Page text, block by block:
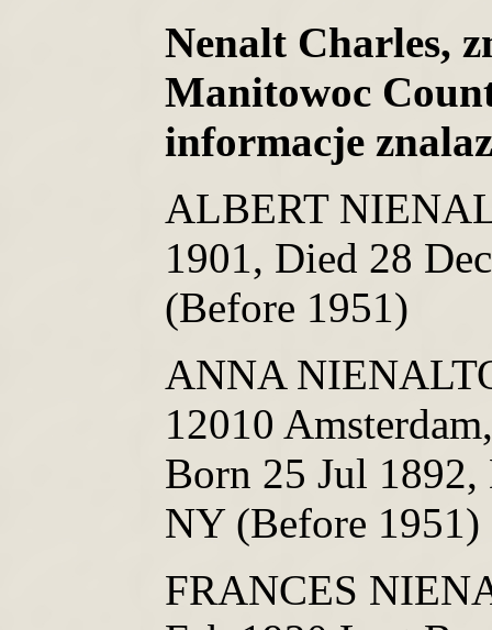
Nenalt Charles,
Manitowoc
informacje
ALBERT
1901, Died 28
(Before 1951)
ANNA
12010
Born 25 Jul 1892,
NY (Before 1951)
FRANCES